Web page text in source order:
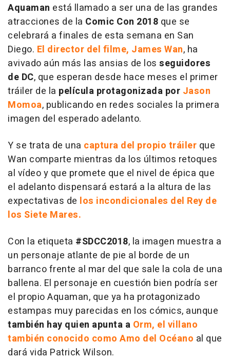
Aquaman está llamado a ser una de las grandes
atracciones de la Comic Con 2018 que se
celebrará a finales de esta semana en San
Diego. El director del filme, James Wan, ha
avivado aún más las ansias de los seguidores
de DC, que esperan desde hace meses el primer
tráiler de la película protagonizada por Jason
Momoa, publicando en redes sociales la primera
imagen del esperado adelanto.
Y se trata de una captura del propio tráiler que
Wan comparte mientras da los últimos retoques
al vídeo y que promete que el nivel de épica que
el adelanto dispensará estará a la altura de las
expectativas de los incondicionales del Rey de
los Siete Mares.
Con la etiqueta #SDCC2018, la imagen muestra a
un personaje atlante de pie al borde de un
barranco frente al mar del que sale la cola de una
ballena. El personaje en cuestión bien podría ser
el propio Aquaman, que ya ha protagonizado
estampas muy parecidas en los cómics, aunque
también hay quien apunta a Orm, el villano
también conocido como Amo del Océano al que
dará vida Patrick Wilson.